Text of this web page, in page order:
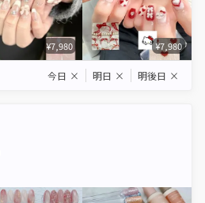
¥7,980 ¥7,980
今日 × 明日 × 明後日 ×